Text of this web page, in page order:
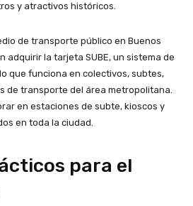
y atractivos históricos.
de transporte público en Buenos
adquirir la tarjeta SUBE, un sistema de
que funciona en colectivos, subtes,
de transporte del área metropolitana.
en estaciones de subte, kioscos y
en toda la ciudad.
para el